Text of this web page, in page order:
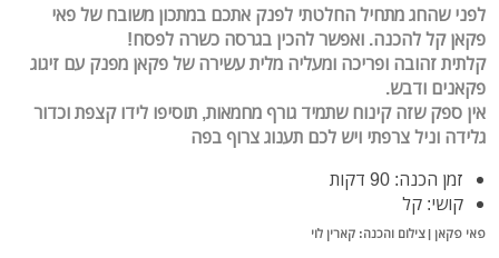
לפני שהחג מתחיל החלטתי לפנק אתכם במתכון משובח של פאי
פקאן קל להכנה. ואפשר להכין בגרסה כשרה לפסח!
קלתית זהובה ופריכה ומעליה מלית עשירה של פקאן מפנק עם זיגוג
פקאנים ודבש.
אין ספק שזה קינוח שתמיד גורף מחמאות, תוסיפו לידו קצפת וכדור
גלידה וניל צרפתי ויש לכם תענוג צרוף בפה
זמן הכנה: 90 דקות
קושי: קל
פאי פקאן | צילום והכנה: קארין לוי